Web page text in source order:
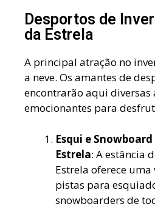
Desportos de
da Estrela
A principal atração no
a neve. Os amantes de
encontrarão aqui diversas
emocionantes para
Esqui e
Estrela: A estância
Estrela oferece
pistas para
snowboarders de